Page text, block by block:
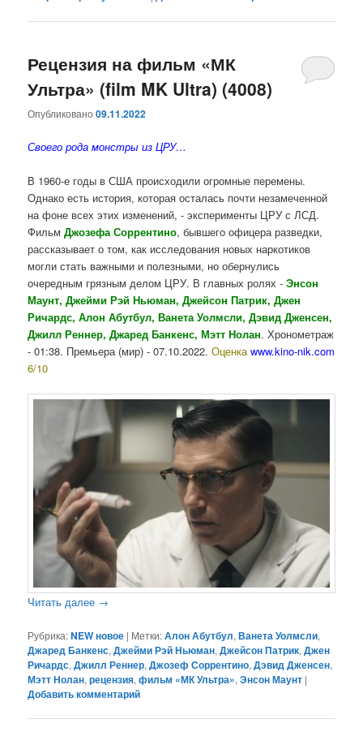
Рецензия на фильм «МК
Ультра» (film MK Ultra) (4008)
Опубликовано09.11.2022
Своего рода монстры из ЦРУ…
В 1960-е годы в США происходили огромные перемены.
Однако есть история, которая осталась почти незамеченной
на фоне всех этих изменений, - эксперименты ЦРУ с ЛСД.
ФильмДжозефа Соррентино, бывшего офицера разведки,
рассказывает о том, как исследования новых наркотиков
могли стать важными и полезными, но обернулись
очередным грязным делом ЦРУ. В главных ролях -Энсон
Маунт, Джейми Рэй Ньюман, Джейсон Патрик, Джен
Ричардс, Алон Абутбул, Ванета Уолмсли, Дэвид Дженсен,
Джилл Реннер, Джаред Банкенс, Мэтт Нолан. Хронометраж
- 01:38. Премьера (мир) - 07.10.2022.Оценкаwww.kino-nik.com
6/10
Читать далее →
Рубрика:NEW новое | Метки:Алон Абутбул,Ванета Уолмсли,
Джаред Банкенс,Джейми Рэй Ньюман,Джейсон Патрик,Джен
Ричардс,Джилл Реннер,Джозеф Соррентино,Дэвид Дженсен,
Мэтт Нолан,рецензия,фильм «МК Ультра»,Энсон Маунт |
Добавить комментарий